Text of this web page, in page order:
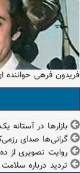
فریدون فرهی حواننده
بازارها در
گرانی‌ها صدای
روایت تصویری از
تردید درباره